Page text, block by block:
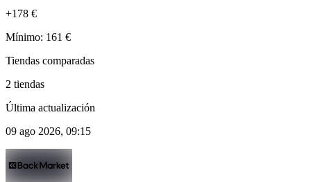
+178 €
Mínimo: 161 €
Tiendas comparadas
2 tiendas
Última actualización
09 ago 2026, 09:15